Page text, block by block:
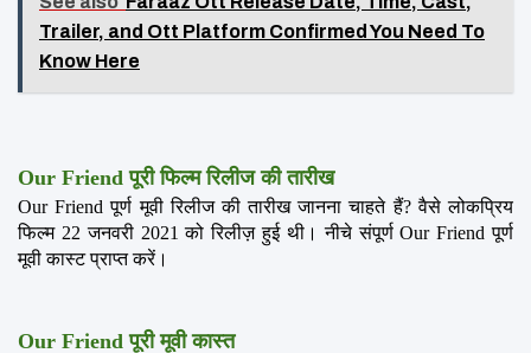
Trailer, and Ott Platform Confirmed You Need To
Know Here
Our Friend पूरी फिल्म रिलीज की तारीख
Our Friend पूर्ण मूवी रिलीज की तारीख जानना चाहते हैं? वैसे लोकप्रिय
फिल्म 22 जनवरी 2021 को रिलीज़ हुई थी। नीचे संपूर्ण Our Friend पूर्ण
मूवी कास्ट प्राप्त करें।
Our Friend पूरी मूवी कास्त